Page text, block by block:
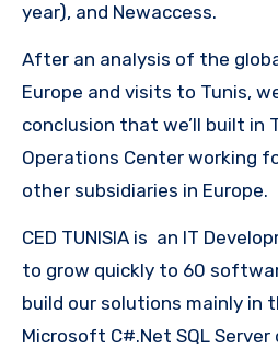
year), and Newaccess.
After an analysis of the
Europe and visits to Tunis,
conclusion that we’ll built in
Operations Center working
other subsidiaries in Europe.
CED TUNISIA is an IT
to grow quickly to 60
build our solutions mainly in
Microsoft C#.Net SQL